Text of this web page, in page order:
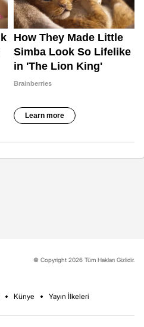
© Copyright 2026 Tüm Hakları Gizlidir.
Künye Yayın İlkeleri